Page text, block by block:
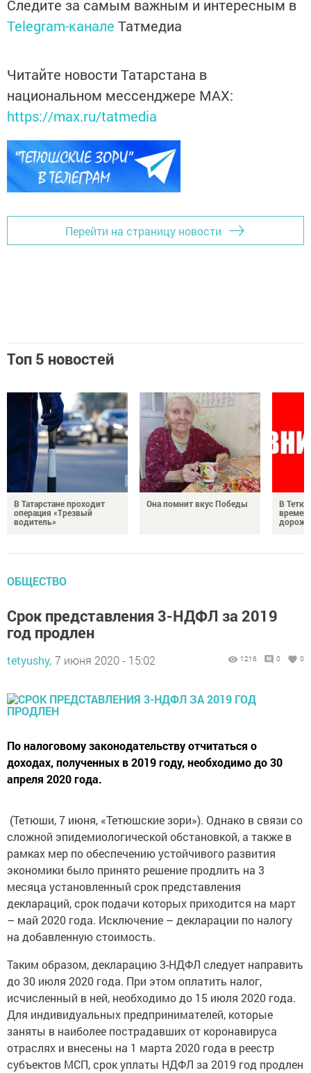
Следите за самым важным и интересным в
Telegram-канале Татмедиа
Читайте новости Татарстана в
национальном мессенджере MАХ:
https://max.ru/tatmedia
Перейти на страницу новости
Топ 5 новостей
В Татарстане проходит
операция «Трезвый
водитель»
Она помнит вкус Победы
В
ОБЩЕСТВО
Срок представления 3-НДФЛ за 2019
год продлен
tetyushy, 7 июня 2020 - 15:02 1216 0 0
По налоговому законодательству отчитаться о
доходах, полученных в 2019 году, необходимо до 30
апреля 2020 года.
(Тетюши, 7 июня, «Тетюшские зори»). Однако в связи со
сложной эпидемиологической обстановкой, а также в
рамках мер по обеспечению устойчивого развития
экономики было принято решение продлить на 3
месяца установленный срок представления
деклараций, срок подачи которых приходится на март
– май 2020 года. Исключение – декларации по налогу
на добавленную стоимость.
Таким образом, декларацию 3-НДФЛ следует направить
до 30 июля 2020 года. При этом оплатить налог,
исчисленный в ней, необходимо до 15 июля 2020 года.
Для индивидуальных предпринимателей, которые
заняты в наиболее пострадавших от коронавируса
отраслях и внесены на 1 марта 2020 года в реестр
субъектов МСП, срок уплаты НДФЛ за 2019 год продлен